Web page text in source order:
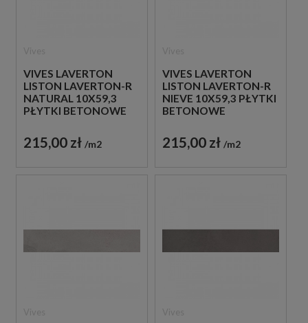
VIVES LAVERTON
LISTON LAVERTON-R
NATURAL 10X59,3
PŁYTKI BETONOWE
215,00 zł m2
VIVES LAVERTON
LISTON LAVERTON-R
NIEVE 10X59,3 PŁYTKI
BETONOWE
215,00 zł m2